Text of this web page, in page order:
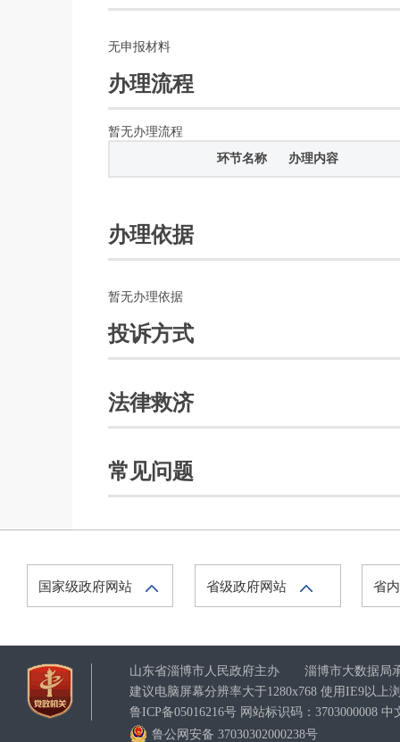
无申报材料
办理流程
暂无办理流程
环节名称
办理内容
办理依据
暂无办理依据
投诉方式
法律救济
常见问题
国家级政府网站 省级政府网站 省
山东省淄博市人民政府主办 淄博市大数据局
建议电脑屏幕分辨率大于1280x768 使用IE9以上
鲁ICP备05016216号 网站标识码：3703000008
鲁公网安备 37030302000238号